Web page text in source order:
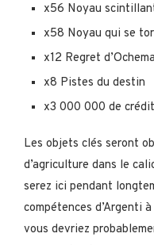
x56 Noyau
x58 Noyau qui se
x12 Regret
x8 Pistes du destin
x3 000 000 de
Les objets clés seront
d’agriculture dans le
serez ici pendant
compétences d’Argenti
vous devriez